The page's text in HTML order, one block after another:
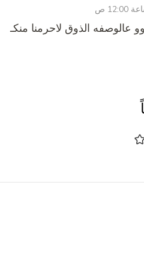
عالوصفه الذوق لاحرمنا منكـ